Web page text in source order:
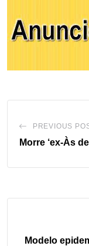
PREVIOUS
Morre ‘ex-Às
Modelo